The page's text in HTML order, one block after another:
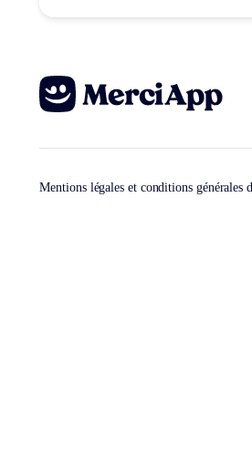
Mentions légales et conditions générales